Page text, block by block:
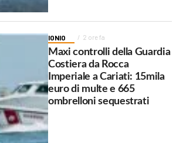
IONIO 2 ore fa
Maxi controlli della Guardia
Costiera da Rocca
Imperiale a Cariati: 15mila
euro di multe e 665
ombrelloni sequestrati